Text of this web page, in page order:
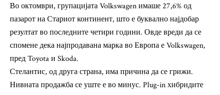
Во октомври, групацијата Volkswagen имаше 27,6% од
пазарот на Стариот континент, што е буквално најдобар
резултат во последните четири години. Овде вреди да се
спомене дека најпродавана марка во Европа е Volkswagen,
пред Toyota и Skoda.
Стелантис, од друга страна, има причина да се грижи.
Нивната продажба се уште е во минус. Plug-in хибридите